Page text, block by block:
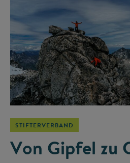
STIFTERVERBAND
Von Gipfel zu